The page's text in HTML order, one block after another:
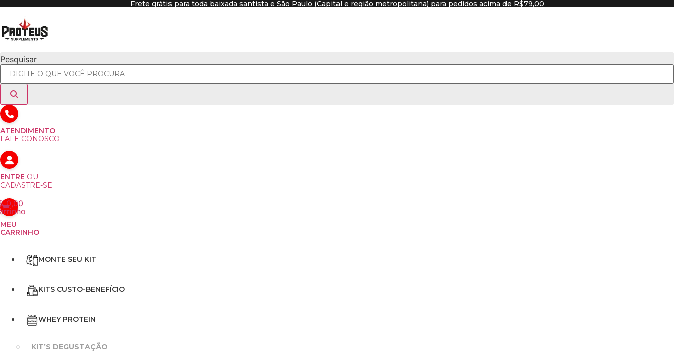
Ir
o
conteúdo
Frete grátis para toda baixada santista e São Paulo (Capital e região metropolitana) para pedidos acima de R$79,00
Pesquisar
ATENDIMENTO
FALE CONOSCO
ENTRE OU
CADASTRE-SE
0,00
MEU
CARRINHO
MONTE SEU KIT
KITS CUSTO-BENEFÍCIO
WHEY PROTEIN
KIT’S DEGUSTAÇÃO